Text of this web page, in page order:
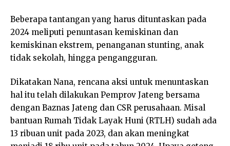
Beberapa tantangan yang harus dituntaskan pada
2024 meliputi penuntasan kemiskinan dan
kemiskinan ekstrem, penanganan stunting, anak
tidak sekolah, hingga pengangguran.
Dikatakan Nana, rencana aksi untuk menuntaskan
hal itu telah dilakukan Pemprov Jateng bersama
dengan Baznas Jateng dan CSR perusahaan. Misal
bantuan Rumah Tidak Layak Huni (RTLH) sudah ada
13 ribuan unit pada 2023, dan akan meningkat